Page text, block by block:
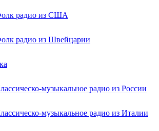
радио из США
радио из Швейцарии
музыкальное радио из России
музыкальное радио из Италии